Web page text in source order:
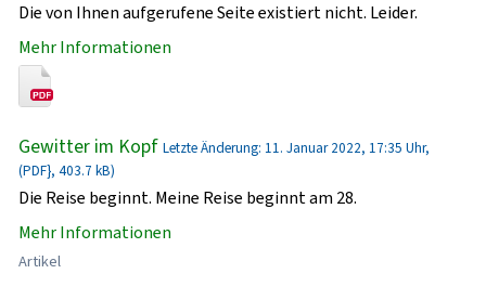
Die von Ihnen aufgerufene Seite existiert nicht. Leider.
Mehr Informationen
Gewitter im Kopf Letzte Änderung: 11. Januar 2022, 17:35 Uhr,
(PDF}, 403.7 kB)
Die Reise beginnt. Meine Reise beginnt am 28.
Mehr Informationen
Artikel